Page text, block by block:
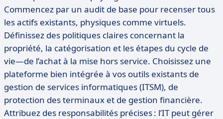
Commencez par un audit de base pour recenser tous
les actifs existants, physiques comme virtuels.
Définissez des politiques claires concernant la
propriété, la catégorisation et les étapes du cycle de
vie—de l’achat à la mise hors service. Choisissez une
plateforme bien intégrée à vos outils existants de
gestion de services informatiques (ITSM), de
protection des terminaux et de gestion financière.
Attribuez des responsabilités précises : l’IT peut gérer